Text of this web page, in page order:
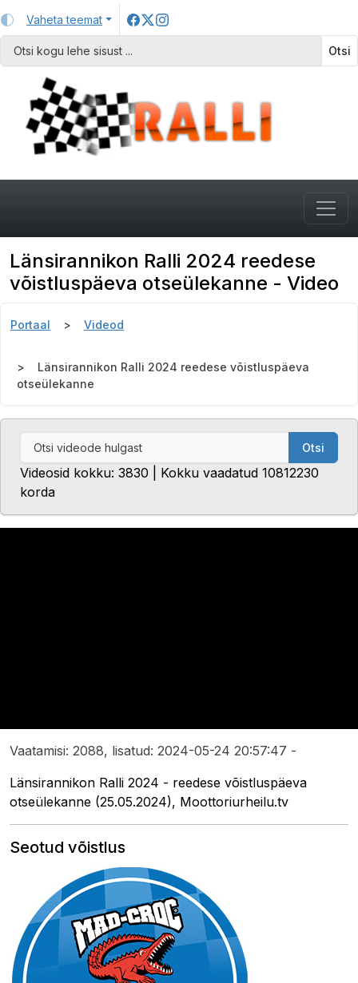
Vaheta teemat
Otsi
Länsirannikon Ralli 2024 reedese
võistluspäeva otseülekanne - Video
Portaal Videod
Länsirannikon Ralli 2024 reedese võistluspäeva
otseülekanne
Otsi
Videosid kokku: 3830 | Kokku vaadatud 10812230
korda
Vaatamisi: 2088, lisatud: 2024-05-24 20:57:47 -
Länsirannikon Ralli 2024 - reedese võistluspäeva
otseülekanne (25.05.2024), Moottoriurheilu.tv
Seotud võistlus